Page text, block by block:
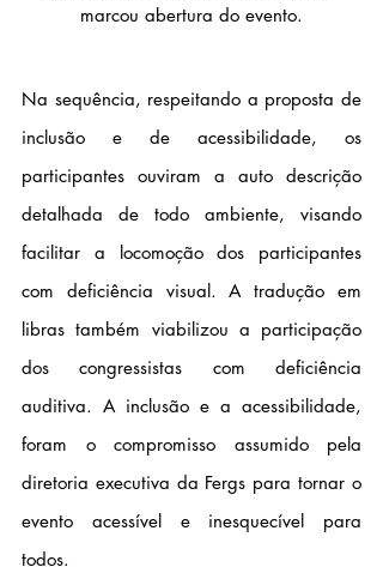
marcou abertura do evento.
Na sequência, respeitando a proposta de
inclusão e de acessibilidade, os
participantes ouviram a auto descrição
detalhada de todo ambiente, visando
facilitar a locomoção dos participantes
com deficiência visual. A tradução em
libras também viabilizou a participação
dos congressistas com deficiência
auditiva. A inclusão e a acessibilidade,
foram o compromisso assumido pela
diretoria executiva da Fergs para tornar o
evento acessível e inesquecível para
todos.